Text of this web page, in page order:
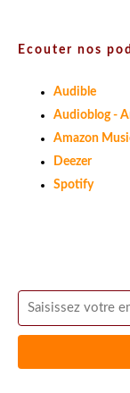
Ecouter nos
Audible
Audioblog -
Amazon
Deezer
Spotify